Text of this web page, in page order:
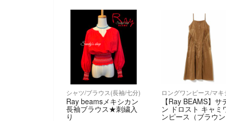
シャツ/ブラウス(長袖/七分)
Ray beamsメキシカン
長袖ブラウス★刺繍入
り
【Ray BEAMS】サ
ン ドロスト キャミ
ンピース（ブラウン